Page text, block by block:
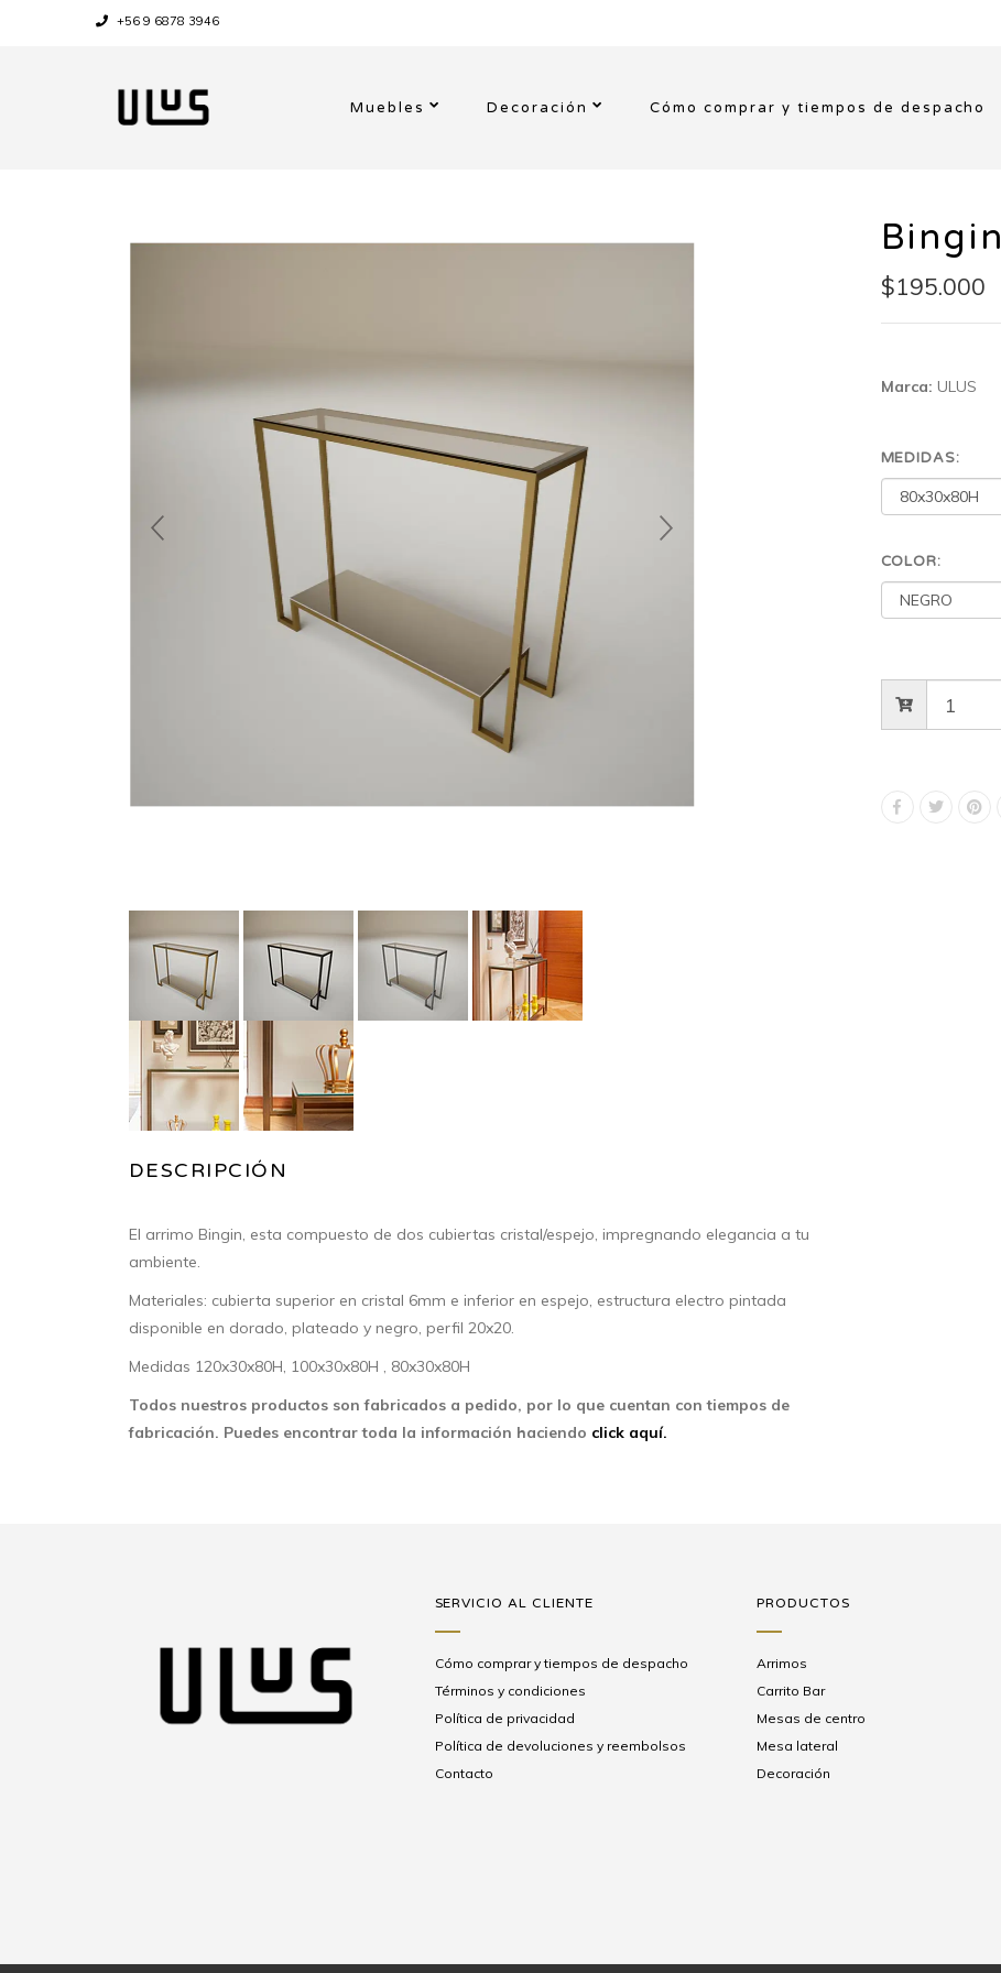
+56 9 6878 3946
Muebles Decoración Cómo comprar y tiempos de despacho
DESCRIPCIÓN
El arrimo Bingin, esta compuesto de dos cubiertas cristal/espejo, impregnando elegancia a tu
ambiente.
Materiales: cubierta superior en cristal 6mm e inferior en espejo, estructura electro pintada
disponible en dorado, plateado y negro, perfil 20x20.
Medidas 120x30x80H, 100x30x80H , 80x30x80H
Todos nuestros productos son fabricados a pedido, por lo que cuentan con tiempos de
fabricación. Puedes encontrar toda la información haciendo click aquí.
Bingin
$195.000
Marca: ULUS
MEDIDAS:
COLOR:
SERVICIO AL CLIENTE
Cómo comprar y tiempos de despacho
Términos y condiciones
Política de privacidad
Política de devoluciones y reembolsos
Contacto
PRODUCTOS
Arrimos
Carrito Bar
Mesas de centro
Mesa lateral
Decoración